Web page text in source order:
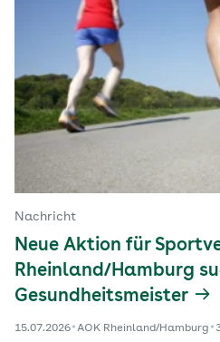
Nachricht
Neue Aktion für
Rheinland/Hamburg
Gesundheitsmeister
15.07.2026 AOK Rheinland/Hamburg